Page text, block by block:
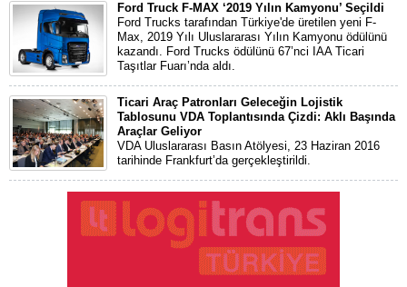
Ford Truck F-MAX ‘2019 Yılın Kamyonu’ Seçildi
Ford Trucks tarafından Türkiye'de üretilen yeni F-
Max, 2019 Yılı Uluslararası Yılın Kamyonu ödülünü
kazandı. Ford Trucks ödülünü 67’nci IAA Ticari
Taşıtlar Fuarı’nda aldı.
Ticari Araç Patronları Geleceğin Lojistik
Tablosunu VDA Toplantısında Çizdi: Aklı Başında
Araçlar Geliyor
VDA Uluslararası Basın Atölyesi, 23 Haziran 2016
tarihinde Frankfurt’da gerçekleştirildi.